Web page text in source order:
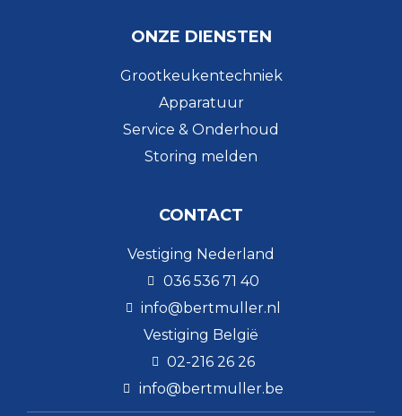
ONZE DIENSTEN
Grootkeukentechniek
Apparatuur
Service & Onderhoud
Storing melden
CONTACT
Vestiging Nederland
036 536 71 40
info@bertmuller.nl
Vestiging België
02-216 26 26
info@bertmuller.be